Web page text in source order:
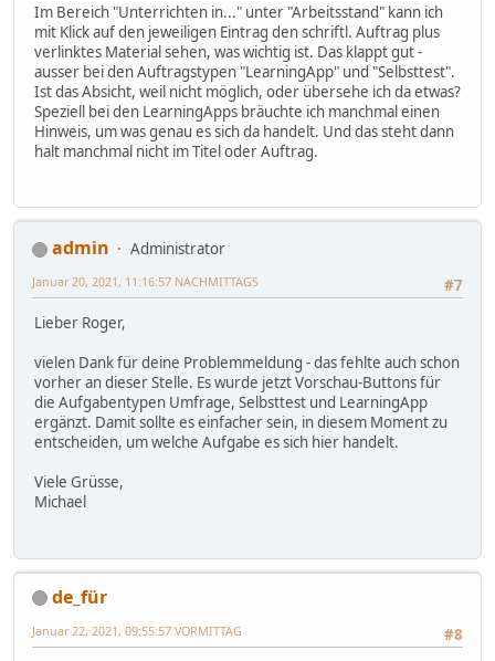
Im Bereich "Unterrichten in..." unter "Arbeitsstand" kann ich
mit Klick auf den jeweiligen Eintrag den schriftl. Auftrag plus
verlinktes Material sehen, was wichtig ist. Das klappt gut -
ausser bei den Auftragstypen "LearningApp" und "Selbsttest".
Ist das Absicht, weil nicht möglich, oder übersehe ich da etwas?
Speziell bei den LearningApps bräuchte ich manchmal einen
Hinweis, um was genau es sich da handelt. Und das steht dann
halt manchmal nicht im Titel oder Auftrag.
admin
Administrator
#7
Januar 20, 2021, 11:16:57 NACHMITTAGS
Lieber Roger,
vielen Dank für deine Problemmeldung - das fehlte auch schon
vorher an dieser Stelle. Es wurde jetzt Vorschau-Buttons für
die Aufgabentypen Umfrage, Selbsttest und LearningApp
ergänzt. Damit sollte es einfacher sein, in diesem Moment zu
entscheiden, um welche Aufgabe es sich hier handelt.
Viele Grüsse,
Michael
de_für
#8
Januar 22, 2021, 09:55:57 VORMITTAG